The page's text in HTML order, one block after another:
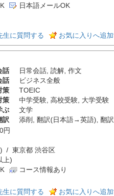
日本語メールOK
生に質問する お気に入りへ追
話 日常会話, 読解, 作文
話
ビジネス全般
策
TOEIC
策
中学受験, 高校受験, 大学受験
ぶ
文学
訳
添削 翻訳(日本語→英語) 翻
円
/ 東京都 渋谷区
上)
コース情報あり
生に質問する お気に入りへ追